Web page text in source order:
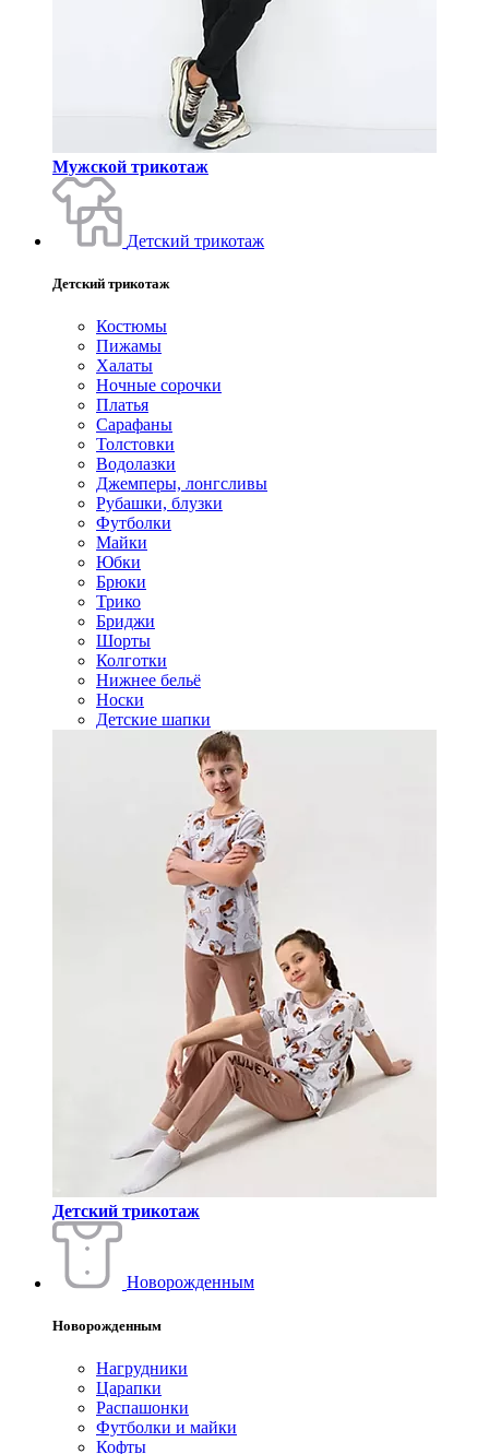
Мужской трикотаж
Детский трикотаж
Детский трикотаж
Костюмы
Пижамы
Халаты
Ночные сорочки
Платья
Сарафаны
Толстовки
Водолазки
Джемперы, лонгсливы
Рубашки, блузки
Футболки
Майки
Юбки
Брюки
Трико
Бриджи
Шорты
Колготки
Нижнее бельё
Носки
Детские шапки
Детский трикотаж
Новорожденным
Новорожденным
Нагрудники
Царапки
Распашонки
Футболки и майки
Кофты